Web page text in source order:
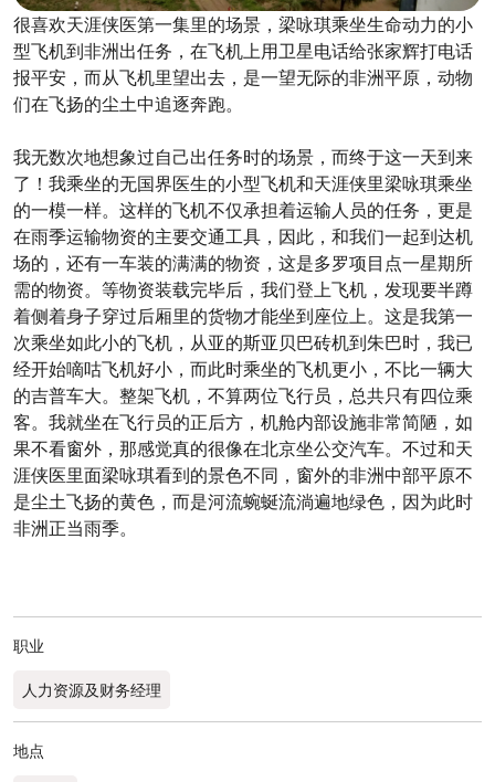
很喜欢天涯侠医第一集里的场景，梁咏琪乘坐生命动力的小
型飞机到非洲出任务，在飞机上用卫星电话给张家辉打电话
报平安，而从飞机里望出去，是一望无际的非洲平原，动物
们在飞扬的尘土中追逐奔跑。
我无数次地想象过自己出任务时的场景，而终于这一天到来
了！我乘坐的无国界医生的小型飞机和天涯侠里梁咏琪乘坐
的一模一样。这样的飞机不仅承担着运输人员的任务，更是
在雨季运输物资的主要交通工具，因此，和我们一起到达机
场的，还有一车装的满满的物资，这是多罗项目点一星期所
需的物资。等物资装载完毕后，我们登上飞机，发现要半蹲
着侧着身子穿过后厢里的货物才能坐到座位上。这是我第一
次乘坐如此小的飞机，从亚的斯亚贝巴砖机到朱巴时，我已
经开始嘀咕飞机好小，而此时乘坐的飞机更小，不比一辆大
的吉普车大。整架飞机，不算两位飞行员，总共只有四位乘
客。我就坐在飞行员的正后方，机舱内部设施非常简陋，如
果不看窗外，那感觉真的很像在北京坐公交汽车。不过和天
涯侠医里面梁咏琪看到的景色不同，窗外的非洲中部平原不
是尘土飞扬的黄色，而是河流蜿蜒流淌遍地绿色，因为此时
非洲正当雨季。
职业
人力资源及财务经理
地点